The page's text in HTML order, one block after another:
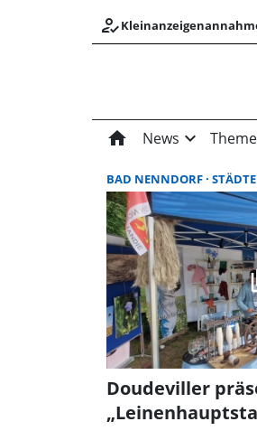
how_to_reg
home News expand_more
BAD NENNDORF
Doudeviller